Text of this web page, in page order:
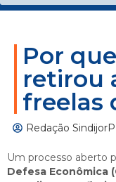
Por
retirou
freelas
Redação
Um processo aberto
Defesa Econômica